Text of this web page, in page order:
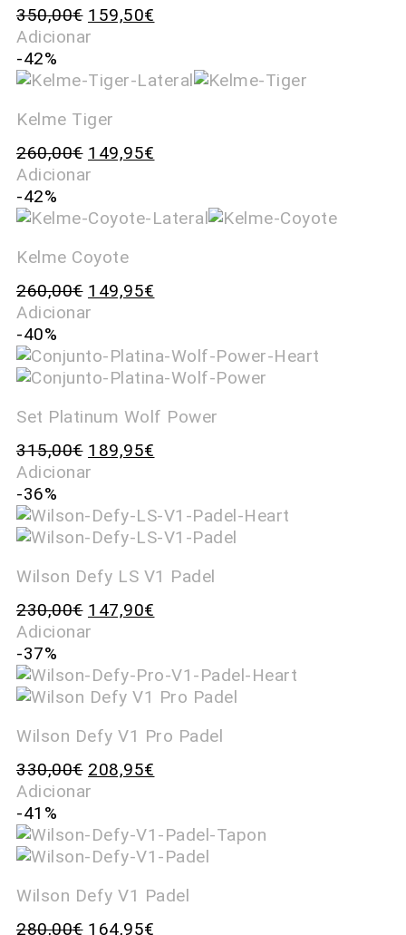
350,00€ 159,50€
Adicionar
-42%
Kelme Tiger
260,00€ 149,95€
Adicionar
-42%
Kelme Coyote
260,00€ 149,95€
Adicionar
-40%
Set Platinum Wolf Power
315,00€ 189,95€
Adicionar
-36%
Wilson Defy LS V1 Padel
230,00€ 147,90€
Adicionar
-37%
Wilson Defy V1 Pro Padel
330,00€ 208,95€
Adicionar
-41%
Wilson Defy V1 Padel
280,00€ 164,95€